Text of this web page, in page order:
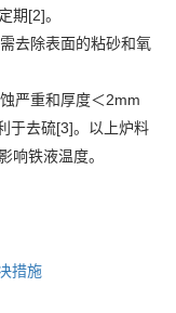
期[2]。
去除表面的粘砂和氧
严重和厚度＜2mm
于去硫[3]。以上炉料
响铁液温度。
措施